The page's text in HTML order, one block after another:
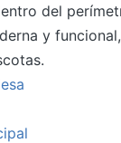
del
y